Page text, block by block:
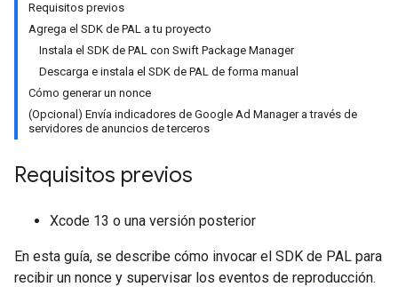
Requisitos previos
Agrega el SDK de PAL a tu proyecto
Instala el SDK de PAL con Swift Package Manager
Descarga e instala el SDK de PAL de forma manual
Cómo generar un nonce
(Opcional) Envía indicadores de Google Ad Manager a través de
servidores de anuncios de terceros
Requisitos previos
Xcode 13 o una versión posterior
En esta guía, se describe cómo invocar el SDK de PAL para
recibir un nonce y supervisar los eventos de reproducción.